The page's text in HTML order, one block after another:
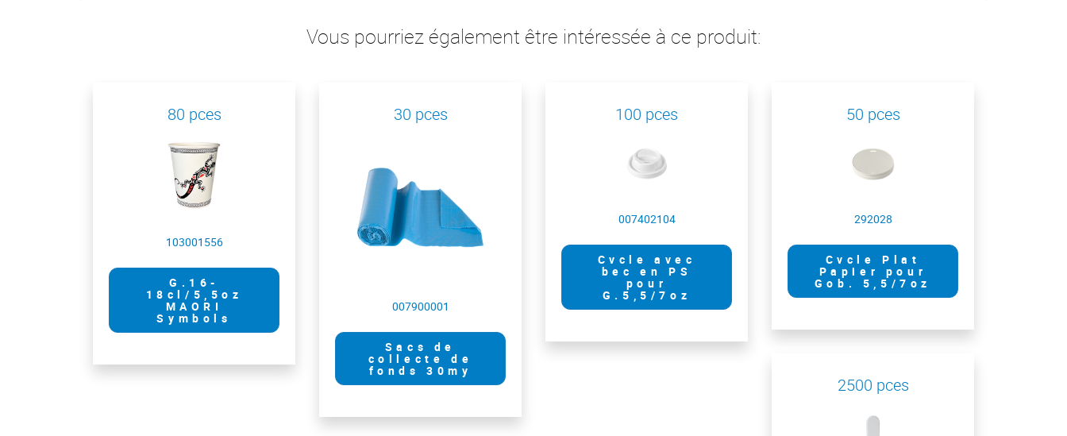
Vous pourriez également être intéressée à ce produit:
80 pces
103001556
G.16-
18cl/5,5oz
MAORI
Symbols
30 pces
007900001
Sacs de
collecte de
fonds 30my
100 pces
007402104
Cvcle avec
bec en PS
pour
G.5,5/7oz
50 pces
292028
Cvcle Plat
Papier pour
Gob. 5,5/7oz
2500 pces